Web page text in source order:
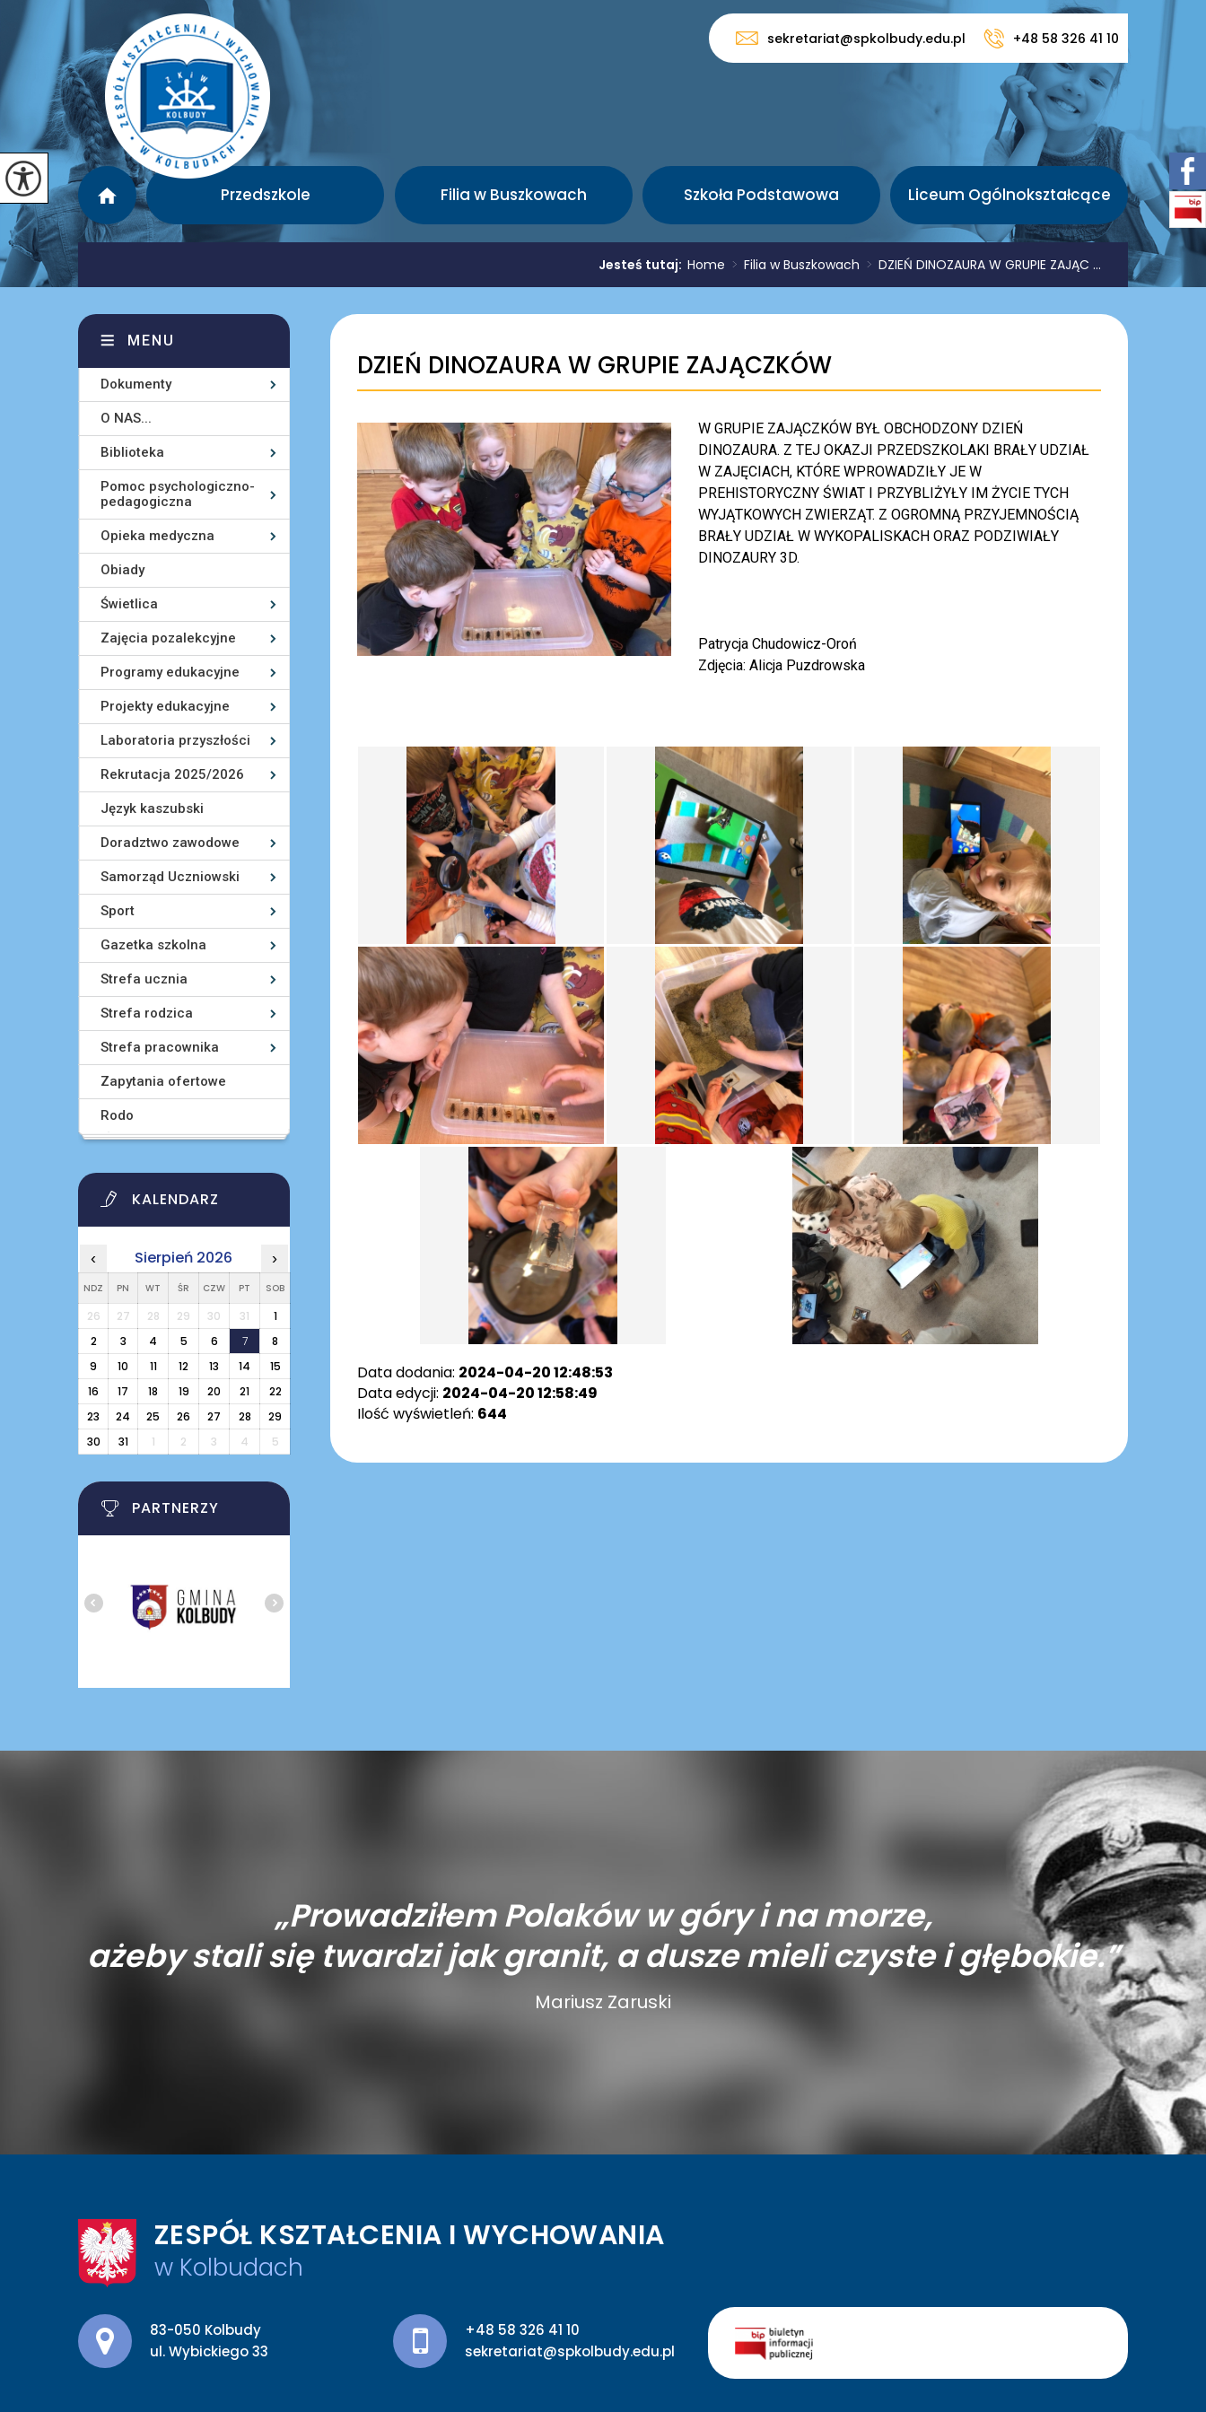
sekretariat@spkolbudy.edu.pl +48 58 326 41 10
Przedszkole Filia w Buszkowach Szkoła Podstawowa Liceum Ogólnokształcące
Jesteś tutaj: Home > Filia w Buszkowach > DZIEŃ DINOZAURA W GRUPIE ZAJĄC ...
DZIEŃ DINOZAURA W GRUPIE ZAJĄCZKÓW
W GRUPIE ZAJĄCZKÓW BYŁ OBCHODZONY DZIEŃ
DINOZAURA. Z TEJ OKAZJI PRZEDSZKOLAKI BRAŁY UDZIAŁ
W ZAJĘCIACH, KTÓRE WPROWADZIŁY JE W
PREHISTORYCZNY ŚWIAT I PRZYBLIŻYŁY IM ŻYCIE TYCH
WYJĄTKOWYCH ZWIERZĄT. Z OGROMNĄ PRZYJEMNOŚCIĄ
BRAŁY UDZIAŁ W WYKOPALISKACH ORAZ PODZIWIAŁY
DINOZAURY 3D.
Patrycja Chudowicz-Oroń
Zdjęcia: Alicja Puzdrowska
Data dodania: 2024-04-20 12:48:53
Data edycji: 2024-04-20 12:58:49
Ilość wyświetleń: 644
MENU
Dokumenty
O NAS...
Biblioteka
Pomoc psychologiczno-
pedagogiczna
Opieka medyczna
Obiady
Świetlica
Zajęcia pozalekcyjne
Programy edukacyjne
Projekty edukacyjne
Laboratoria przyszłości
Rekrutacja 2025/2026
Język kaszubski
Doradztwo zawodowe
Samorząd Uczniowski
Sport
Gazetka szkolna
Strefa ucznia
Strefa rodzica
Strefa pracownika
Zapytania ofertowe
Rodo
KALENDARZ
‹ Sierpień 2026 ›
NDZ PN WT ŚR CZW PT SOB
26 27 28 29 30 31
1
2
3 4 5 6 7
8
9
10 11 12 13 14
15
16
17 18 19 20 21
22
23
24 25 26 27 28
29
30
31 1 2 3 4 5
PARTNERZY
„Prowadziłem Polaków w góry i na morze,
ażeby stali się twardzi jak granit, a dusze mieli czyste i głębokie.”
Mariusz Zaruski
ZESPÓŁ KSZTAŁCENIA I WYCHOWANIA
w Kolbudach
Adres pocztowy:
83-050 Kolbudy
ul. Wybickiego 33
+48 58 326 41 10
sekretariat@spkolbudy.edu.pl